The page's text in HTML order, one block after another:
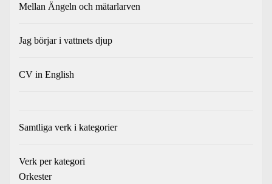
Mellan Ängeln och mätarlarven
Jag börjar i vattnets djup
CV in English
Samtliga verk i kategorier
Verk per kategori
Orkester